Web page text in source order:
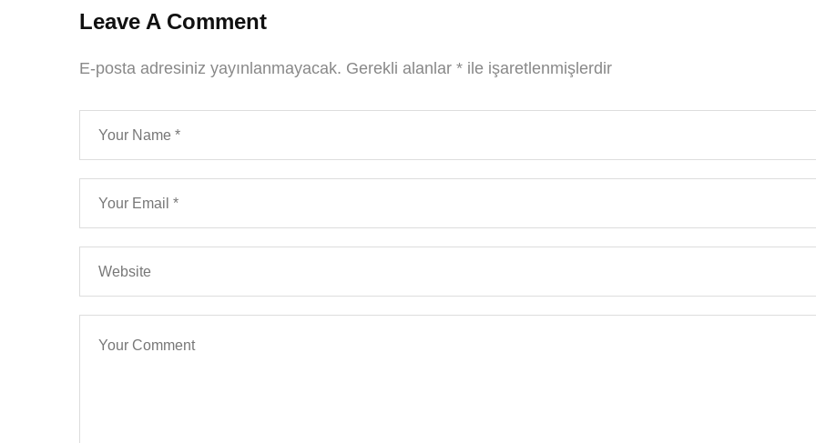
Leave A Comment
E-posta adresiniz yayınlanmayacak. Gerekli alanlar * ile işaretlenmişlerdir